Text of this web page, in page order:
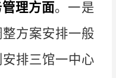
管理方面。一是
方案安排一般
排三馆一中心